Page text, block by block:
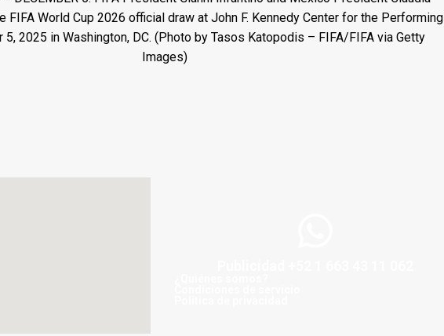
FIFA World Cup 2026 official draw at John F. Kennedy Center for the Performing
5, 2025 in Washington, DC. (Photo by Tasos Katopodis – FIFA/FIFA via Getty
Images)